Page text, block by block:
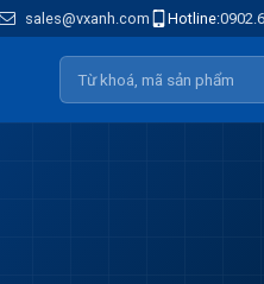
sales@vxanh.com Hotline: